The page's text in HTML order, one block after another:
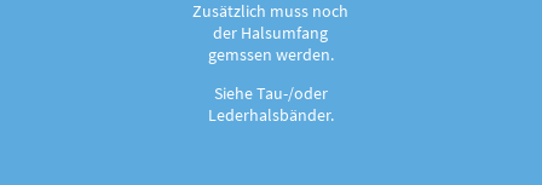
Zusätzlich muss noch
der Halsumfang
gemssen werden.
Siehe Tau-/oder
Lederhalsbänder.